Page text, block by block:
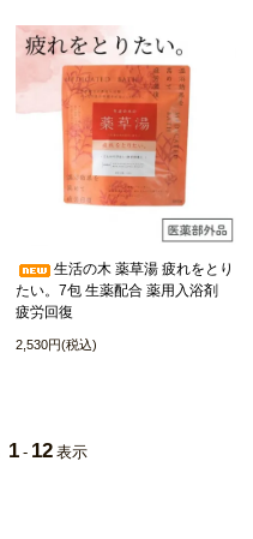
生活の木 薬草湯 疲れをとり
たい。7包 生薬配合 薬用入浴剤
疲労回復
2,530円(税込)
1 - 12 表示